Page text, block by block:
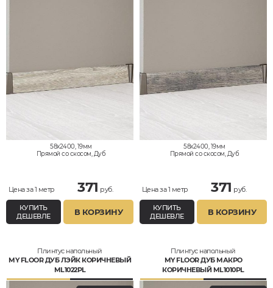
58x2400, 19мм
Прямой со скосом, Дуб
Цена за 1 метр 371 руб.
КУПИТЬ
ДЕШЕВЛЕ
В КОРЗИНУ
58x2400, 19мм
Прямой со скосом, Дуб
Цена за 1 метр 371 руб.
КУПИТЬ
ДЕШЕВЛЕ
В КОРЗИНУ
Плинтус напольный
MY FLOOR ДУБ ЛЭЙК КОРИЧНЕВЫЙ
ML1022PL
Плинтус напольный
MY FLOOR ДУБ МАКРО
КОРИЧНЕВЫЙ ML1010PL